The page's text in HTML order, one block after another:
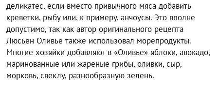
деликатес, если вместо привычного мяса добавить
креветки, рыбу или, к примеру, анчоусы. Это вполне
допустимо, так как автор оригинального рецепта
Люсьен Оливье также использовал морепродукты.
Многие хозяйки добавляют в «Оливье» яблоки, авокадо,
маринованные или жареные грибы, оливки, сыр,
морковь, свеклу, разнообразную зелень.